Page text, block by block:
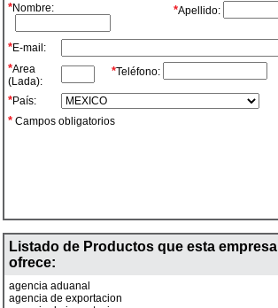
*Nombre: *Apellido:
*E-mail:
*Area
(Lada):
*Teléfono:
*País:
* Campos obligatorios
Listado de Productos que esta empresa
ofrece:
agencia aduanal
agencia de exportacion